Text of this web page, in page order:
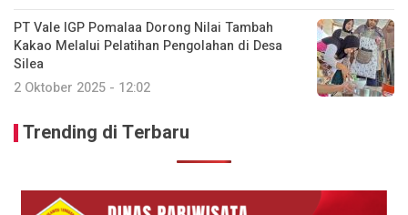
PT Vale IGP Pomalaa Dorong Nilai Tambah
Kakao Melalui Pelatihan Pengolahan di Desa
Silea
2 Oktober 2025 - 12:02
Trending di Terbaru